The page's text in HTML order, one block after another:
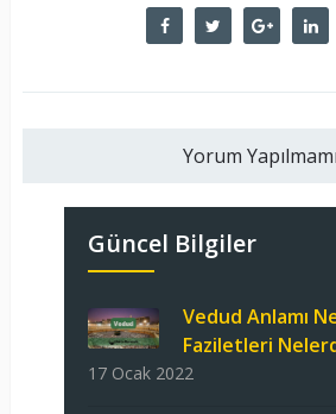
Yorum
Güncel Bilgiler
Vedud Anlamı
Faziletleri
17 Ocak 2022